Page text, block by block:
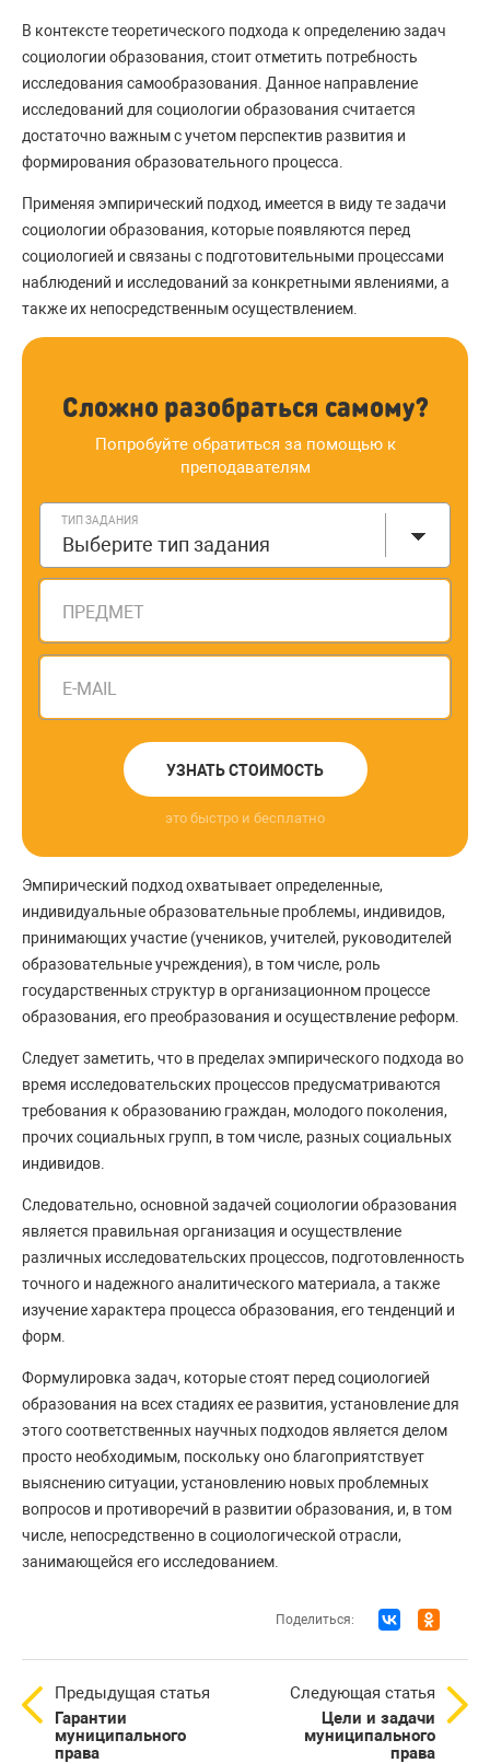
В контексте теоретического подхода к определению задач
социологии образования, стоит отметить потребность
исследования самообразования. Данное направление
исследований для социологии образования считается
достаточно важным с учетом перспектив развития и
формирования образовательного процесса.
Применяя эмпирический подход, имеется в виду те задачи
социологии образования, которые появляются перед
социологией и связаны с подготовительными процессами
наблюдений и исследований за конкретными явлениями, а
также их непосредственным осуществлением.
Сложно разобраться самому?
Попробуйте обратиться за помощью к
преподавателям
ТИП ЗАДАНИЯ
Выберите тип задания
ПРЕДМЕТ
E-MAIL
УЗНАТЬ СТОИМОСТЬ
это быстро и бесплатно
Эмпирический подход охватывает определенные,
индивидуальные образовательные проблемы, индивидов,
принимающих участие (учеников, учителей, руководителей
образовательные учреждения), в том числе, роль
государственных структур в организационном процессе
образования, его преобразования и осуществление реформ.
Следует заметить, что в пределах эмпирического подхода во
время исследовательских процессов предусматриваются
требования к образованию граждан, молодого поколения,
прочих социальных групп, в том числе, разных социальных
индивидов.
Следовательно, основной задачей социологии образования
является правильная организация и осуществление
различных исследовательских процессов, подготовленность
точного и надежного аналитического материала, а также
изучение характера процесса образования, его тенденций и
форм.
Формулировка задач, которые стоят перед социологией
образования на всех стадиях ее развития, установление для
этого соответственных научных подходов является делом
просто необходимым, поскольку оно благоприятствует
выяснению ситуации, установлению новых проблемных
вопросов и противоречий в развитии образования, и, в том
числе, непосредственно в социологической отрасли,
занимающейся его исследованием.
Поделиться:
Предыдущая статья
Гарантии
муниципального
права
Следующая статья
Цели и задачи
муниципального
права